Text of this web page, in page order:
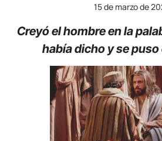
15 de marzo de
Creyó el hombre en la
había dicho y se puso